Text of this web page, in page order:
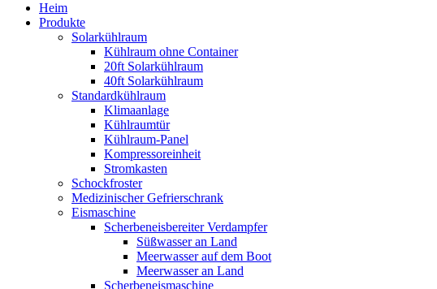
Heim
Produkte
Solarkühlraum
Kühlraum ohne Container
20ft Solarkühlraum
40ft Solarkühlraum
Standardkühlraum
Klimaanlage
Kühlraumtür
Kühlraum-Panel
Kompressoreinheit
Stromkasten
Schockfroster
Medizinischer Gefrierschrank
Eismaschine
Scherbeneisbereiter Verdampfer
Süßwasser an Land
Meerwasser auf dem Boot
Meerwasser an Land
Scherbeneismaschine